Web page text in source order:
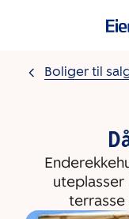
Boliger til
uteplasser
terrasse